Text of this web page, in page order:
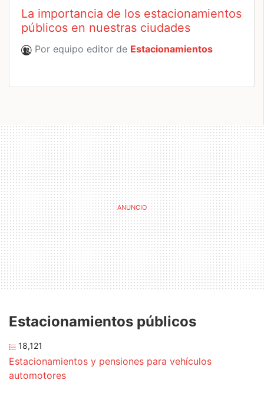
La importancia de los estacionamientos
públicos en nuestras ciudades
Por equipo editor de Estacionamientos
Estacionamientos públicos
18,121
Estacionamientos y pensiones para vehículos
automotores